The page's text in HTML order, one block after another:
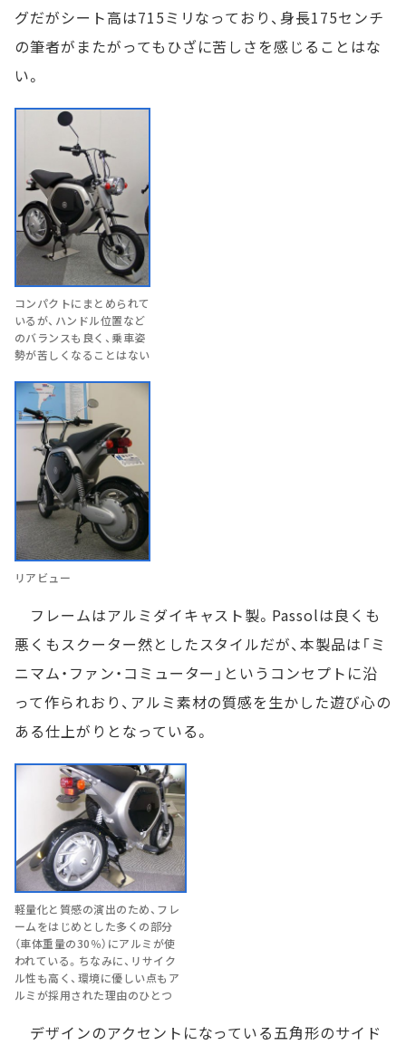
グだがシート高は715ミリなっており、身長175センチ
の筆者がまたがってもひざに苦しさを感じることはな
い。
コンパクトにまとめられて
いるが、ハンドル位置など
のバランスも良く、乗車姿
勢が苦しくなることはない
リアビュー
フレームはアルミダイキャスト製。Passolは良くも
悪くもスクーター然としたスタイルだが、本製品は「ミ
ニマム・ファン・コミューター」というコンセプトに沿
って作られおり、アルミ素材の質感を生かした遊び心の
ある仕上がりとなっている。
軽量化と質感の演出のため、フレ
ームをはじめとした多くの部分
（車体重量の30％）にアルミが使
われている。ちなみに、リサイク
ル性も高く、環境に優しい点もア
ルミが採用された理由のひとつ
デザインのアクセントになっている五角形のサイド